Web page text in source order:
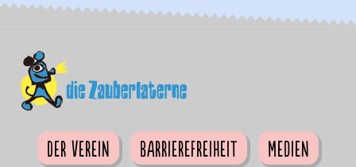
Der Verein Barrierefreiheit
Medien